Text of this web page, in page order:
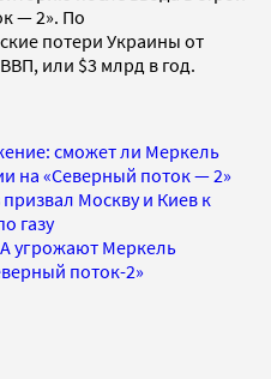
— 2». По
потери Украины от
или $3 млрд в год.
сможет ли Меркель
на «Северный поток — 2»
Москву и Киев к
газу
угрожают Меркель
поток-2»